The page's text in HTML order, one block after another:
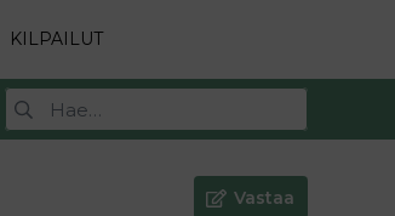
KILPAILUT
Vastaa